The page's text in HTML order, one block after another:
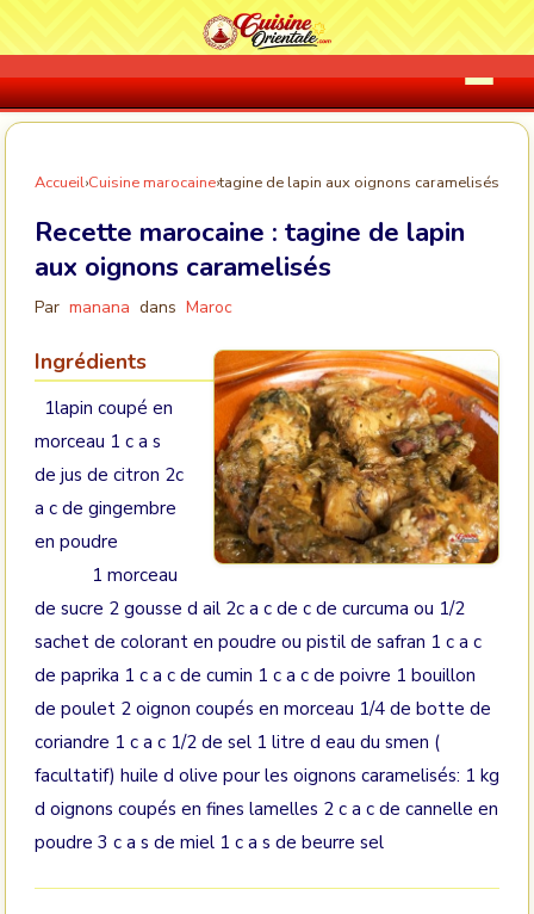
Accueil›Cuisine marocaine›tagine de lapin aux oignons caramelisés
Recette marocaine : tagine de lapin
aux oignons caramelisés
Par manana dans Maroc
Ingrédients
1lapin coupé en
morceau 1 c a s
de jus de citron 2c
a c de gingembre
en poudre
1 morceau
de sucre 2 gousse d ail 2c a c de c de curcuma ou 1/2
sachet de colorant en poudre ou pistil de safran 1 c a c
de paprika 1 c a c de cumin 1 c a c de poivre 1 bouillon
de poulet 2 oignon coupés en morceau 1/4 de botte de
coriandre 1 c a c 1/2 de sel 1 litre d eau du smen (
facultatif) huile d olive pour les oignons caramelisés: 1 kg
d oignons coupés en fines lamelles 2 c a c de cannelle en
poudre 3 c a s de miel 1 c a s de beurre sel